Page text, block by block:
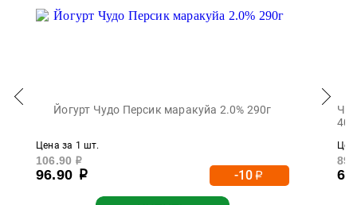
Йогурт Чудо Персик маракуйа 2.0% 290г
Цена за 1 шт.
106.90 р
96.90 р -10р